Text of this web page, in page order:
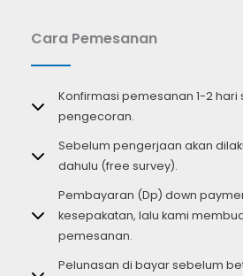
Cara Pemesanan
Konfirmasi pemesanan 1-2 hari
pengecoran.
Sebelum pengerjaan akan
dahulu (free survey).
Pembayaran (Dp) down
kesepakatan, lalu kami
pemesanan.
Pelunasan di bayar sebelum